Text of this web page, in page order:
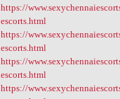
https://
escorts.html
https://
escorts.html
https://
escorts.html
https://